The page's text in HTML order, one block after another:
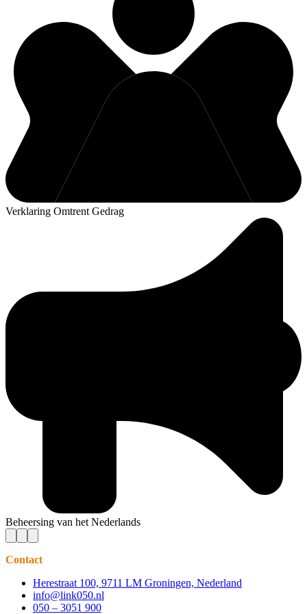
Verklaring Omtrent Gedrag
Beheersing van het Nederlands
Contact
Herestraat 100, 9711 LM Groningen, Nederland
info@link050.nl
050 – 3051 900